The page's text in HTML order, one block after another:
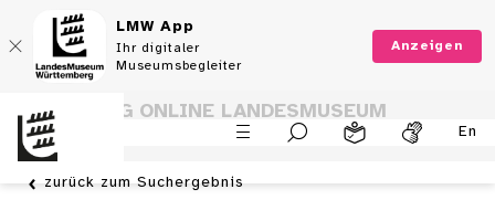
LMW App
Ihr digitaler
Museumsbegleiter
Anzeigen
En
SAMMLUNG ONLINE LANDESMUSEUM
WÜRTTEMBERG
zurück zum Suchergebnis